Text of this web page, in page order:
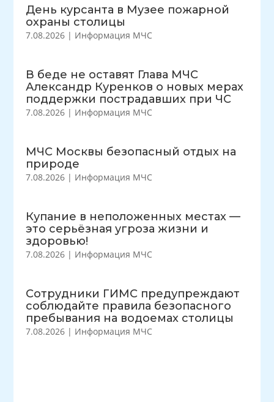
День курсанта в Музее пожарной
охраны столицы
7.08.2026 | Информация МЧС
В беде не оставят Глава МЧС
Александр Куренков о новых мерах
поддержки пострадавших при ЧС
7.08.2026 | Информация МЧС
МЧС Москвы безопасный отдых на
природе
7.08.2026 | Информация МЧС
Купание в неположенных местах —
это серьёзная угроза жизни и
здоровью!
7.08.2026 | Информация МЧС
Сотрудники ГИМС предупреждают
соблюдайте правила безопасного
пребывания на водоемах столицы
7.08.2026 | Информация МЧС